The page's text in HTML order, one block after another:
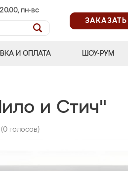
пн-вс
И ОПЛАТА ШОУ-РУМ
и Стич"
(0 голосов)